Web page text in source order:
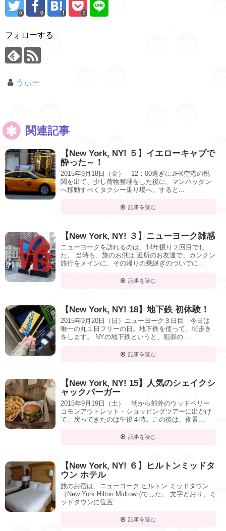
0 0 0
フォローする
うぃー
関連記事
【New York, NY! ５】イエローキャブで
酔った～！
2015年9月18日（金） 12：00過ぎにJFK空港の税
関を出て、少し荷物整理をした後に、マンハッタン
へ移動すべくタクシー乗り場へ。すると...
記事を読む
【New York, NY! ３】ニューヨーク雑感
ニューヨークを訪れるのは、14年振り２回目でし
た。 当時も、旅のお供は 近所のお友達で、カンクン
旅行をメインに、その帰りの乗継ぎのついでに...
記事を読む
【New York, NY! 18】地下鉄 初体験！
2015年9月20日（日）ニューヨーク３日目 今日は
唯一の丸１日フリーの日。地下鉄を使って、街歩き
をします。 NYの地下鉄というと、犯罪の...
記事を読む
【New York, NY! 15】人気のシェイクシ
ャックバーガー
2015年9月19日（土） 朝から郊外のウッドベリー
コモンアウトレット・ショッピングツアーに出かけ
て、戻ってきたのは午後４時。この後は、夜景...
記事を読む
【New York, NY! ６】ヒルトンミッドタ
ウン ホテル
旅のお宿は、ニューヨーク ヒルトン ミッドタウン
（New York Hilton Midtown)でした。 文字どおり、ミ
ッドタウンに位置...
記事を読む